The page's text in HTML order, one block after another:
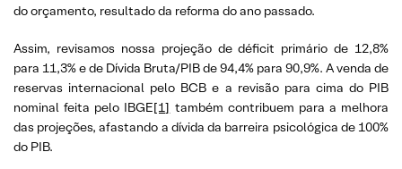
do orçamento, resultado da reforma do ano passado.
Assim, revisamos nossa projeção de déficit primário de 12,8%
para 11,3% e de Dívida Bruta/PIB de 94,4% para 90,9%. A venda de
reservas internacional pelo BCB e a revisão para cima do PIB
nominal feita pelo IBGE[1] também contribuem para a melhora
das projeções, afastando a dívida da barreira psicológica de 100%
do PIB.